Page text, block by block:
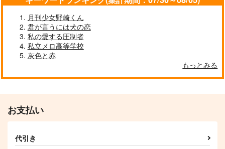
haconiwa
787
九井一×乾青宗
SPOOKY
乾青宗
ボディメイクノススメ
東京卍リベンジャーズ
サンプル
カート
月刊少女野崎くん
君が言うには犬の恋
私の愛する圧制者
私立メロ高等学校
灰色と赤
もっとみる
お支払い
代引き